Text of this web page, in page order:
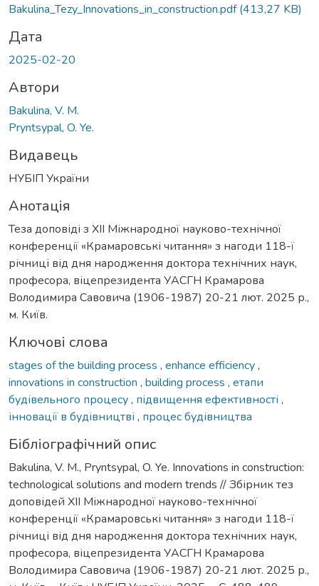
Bakulina_Tezy_Innovations_in_construction.pdf(413,27 KB)
Дата
2025-02-20
Автори
Bakulina, V. M.
Pryntsypal, O. Ye.
Видавець
НУБІП України
Анотація
Теза доповіді з XII Міжнародної науково-технічної
конференції «Крамаровські читання» з нагоди 118-ї
річниці від дня народження доктора технічних наук,
професора, віцепрезидента УАСГН Крамарова
Володимира Савовича (1906-1987) 20-21 лют. 2025 р.,
м. Київ.
Ключові слова
stages of the building process , enhance efficiency,
innovations in construction , building process , етапи
будівельного процесу, підвищення ефективності ,
інновації в будівництві , процес будівництва
Бібліографічний опис
Bakulina, V. M., Pryntsypal, O. Ye. Innovations in construction:
technological solutions and modern trends // Збірник тез
доповідей XII Міжнародної науково-технічної
конференції «Крамаровські читання» з нагоди 118-ї
річниці від дня народження доктора технічних наук,
професора, віцепрезидента УАСГН Крамарова
Володимира Савовича (1906-1987) 20-21 лют. 2025 р.,